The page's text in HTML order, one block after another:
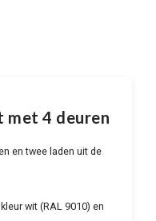
met 4 deuren
en twee laden uit de
wit (RAL 9010) en